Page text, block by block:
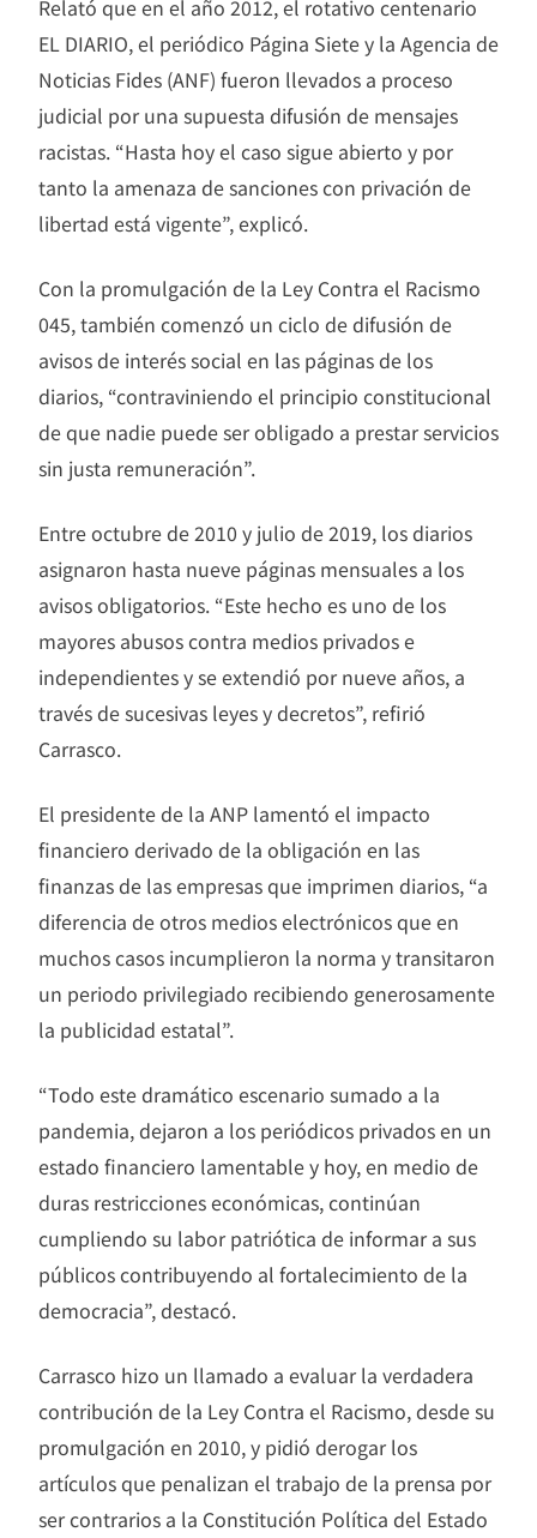
Relató que en el año 2012, el rotativo centenario
EL DIARIO, el periódico Página Siete y la Agencia de
Noticias Fides (ANF) fueron llevados a proceso
judicial por una supuesta difusión de mensajes
racistas. “Hasta hoy el caso sigue abierto y por
tanto la amenaza de sanciones con privación de
libertad está vigente”, explicó.
Con la promulgación de la Ley Contra el Racismo
045, también comenzó un ciclo de difusión de
avisos de interés social en las páginas de los
diarios, “contraviniendo el principio constitucional
de que nadie puede ser obligado a prestar servicios
sin justa remuneración”.
Entre octubre de 2010 y julio de 2019, los diarios
asignaron hasta nueve páginas mensuales a los
avisos obligatorios. “Este hecho es uno de los
mayores abusos contra medios privados e
independientes y se extendió por nueve años, a
través de sucesivas leyes y decretos”, refirió
Carrasco.
El presidente de la ANP lamentó el impacto
financiero derivado de la obligación en las
finanzas de las empresas que imprimen diarios, “a
diferencia de otros medios electrónicos que en
muchos casos incumplieron la norma y transitaron
un periodo privilegiado recibiendo generosamente
la publicidad estatal”.
“Todo este dramático escenario sumado a la
pandemia, dejaron a los periódicos privados en un
estado financiero lamentable y hoy, en medio de
duras restricciones económicas, continúan
cumpliendo su labor patriótica de informar a sus
públicos contribuyendo al fortalecimiento de la
democracia”, destacó.
Carrasco hizo un llamado a evaluar la verdadera
contribución de la Ley Contra el Racismo, desde su
promulgación en 2010, y pidió derogar los
artículos que penalizan el trabajo de la prensa por
ser contrarios a la Constitución Política del Estado